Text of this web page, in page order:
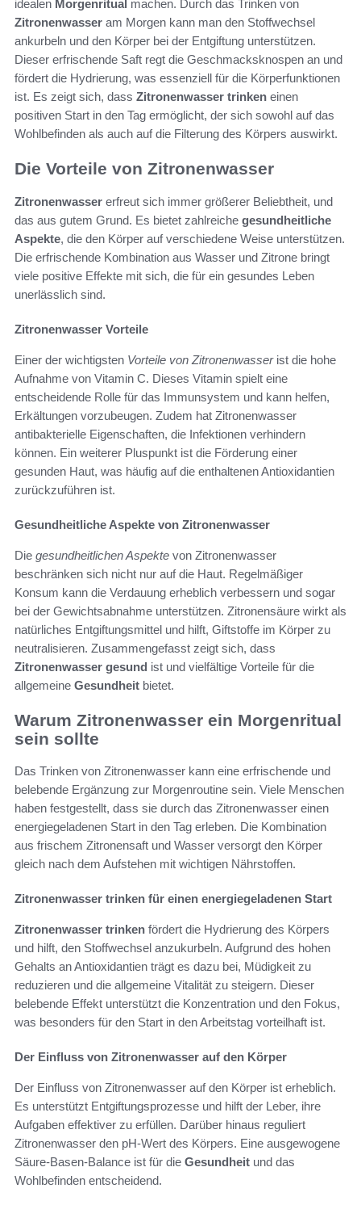
idealen Morgenritual machen. Durch das Trinken von
Zitronenwasser am Morgen kann man den Stoffwechsel
ankurbeln und den Körper bei der Entgiftung unterstützen.
Dieser erfrischende Saft regt die Geschmacksknospen an und
fördert die Hydrierung, was essenziell für die Körperfunktionen
ist. Es zeigt sich, dass Zitronenwasser trinken einen
positiven Start in den Tag ermöglicht, der sich sowohl auf das
Wohlbefinden als auch auf die Filterung des Körpers auswirkt.
Die Vorteile von Zitronenwasser
Zitronenwasser erfreut sich immer größerer Beliebtheit, und
das aus gutem Grund. Es bietet zahlreiche gesundheitliche
Aspekte, die den Körper auf verschiedene Weise unterstützen.
Die erfrischende Kombination aus Wasser und Zitrone bringt
viele positive Effekte mit sich, die für ein gesundes Leben
unerlässlich sind.
Zitronenwasser Vorteile
Einer der wichtigsten Vorteile von Zitronenwasserist die hohe
Aufnahme von Vitamin C. Dieses Vitamin spielt eine
entscheidende Rolle für das Immunsystem und kann helfen,
Erkältungen vorzubeugen. Zudem hat Zitronenwasser
antibakterielle Eigenschaften, die Infektionen verhindern
können. Ein weiterer Pluspunkt ist die Förderung einer
gesunden Haut, was häufig auf die enthaltenen Antioxidantien
zurückzuführen ist.
Gesundheitliche Aspekte von Zitronenwasser
Die gesundheitlichen Aspekte von Zitronenwasser
beschränken sich nicht nur auf die Haut. Regelmäßiger
Konsum kann die Verdauung erheblich verbessern und sogar
bei der Gewichtsabnahme unterstützen. Zitronensäure wirkt als
natürliches Entgiftungsmittel und hilft, Giftstoffe im Körper zu
neutralisieren. Zusammengefasst zeigt sich, dass
Zitronenwasser gesund ist und vielfältige Vorteile für die
allgemeine Gesundheit bietet.
Warum Zitronenwasser ein Morgenritual
sein sollte
Das Trinken von Zitronenwasser kann eine erfrischende und
belebende Ergänzung zur Morgenroutine sein. Viele Menschen
haben festgestellt, dass sie durch das Zitronenwasser einen
energiegeladenen Start in den Tag erleben. Die Kombination
aus frischem Zitronensaft und Wasser versorgt den Körper
gleich nach dem Aufstehen mit wichtigen Nährstoffen.
Zitronenwasser trinken für einen energiegeladenen Start
Zitronenwasser trinken fördert die Hydrierung des Körpers
und hilft, den Stoffwechsel anzukurbeln. Aufgrund des hohen
Gehalts an Antioxidantien trägt es dazu bei, Müdigkeit zu
reduzieren und die allgemeine Vitalität zu steigern. Dieser
belebende Effekt unterstützt die Konzentration und den Fokus,
was besonders für den Start in den Arbeitstag vorteilhaft ist.
Der Einfluss von Zitronenwasser auf den Körper
Der Einfluss von Zitronenwasser auf den Körper ist erheblich.
Es unterstützt Entgiftungsprozesse und hilft der Leber, ihre
Aufgaben effektiver zu erfüllen. Darüber hinaus reguliert
Zitronenwasser den pH-Wert des Körpers. Eine ausgewogene
Säure-Basen-Balance ist für die Gesundheit und das
Wohlbefinden entscheidend.